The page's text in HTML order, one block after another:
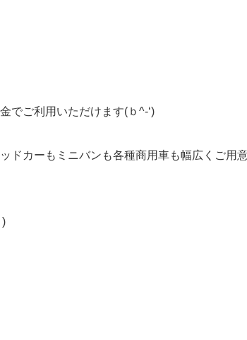
でご利用いただけます(ｂ^-‘)
ドカーもミニバンも各種商用車も幅広くご用
)